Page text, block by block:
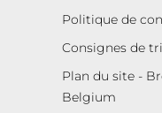
Politique de
Consignes de
Plan du site -
Belgium